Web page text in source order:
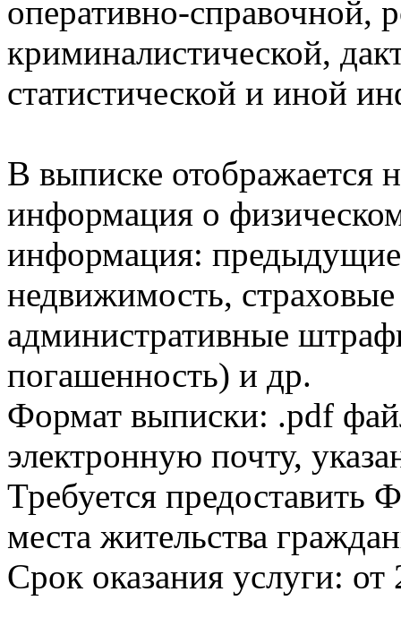
оперативно-справочной,
криминалистической,
статистической и иной
В выписке отображается
информация о
информация:
недвижимость,
административные
погашенность) и др.
Формат выписки: .pdf
электронную почту,
Требуется
места жительства
Срок оказания услуги: от